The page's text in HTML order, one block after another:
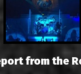
from the